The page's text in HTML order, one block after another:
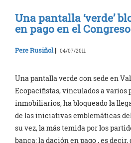
Una pantalla ‘verde’
en pago en el Congreso
Pere Rusiñol | 04/07/2011
Una pantalla verde con sede en
Ecopacifistas, vinculados a varios
inmobiliarios, ha bloqueado la
de las iniciativas emblemáticas
su vez, la más temida por los
banca: la dación en pago , es